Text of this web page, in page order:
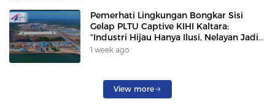
Pemerhati Lingkungan Bongkar Sisi
Gelap PLTU Captive KIHI Kaltara:
“Industri Hijau Hanya Ilusi, Nelayan Jadi
Korban”
1 week ago
View more